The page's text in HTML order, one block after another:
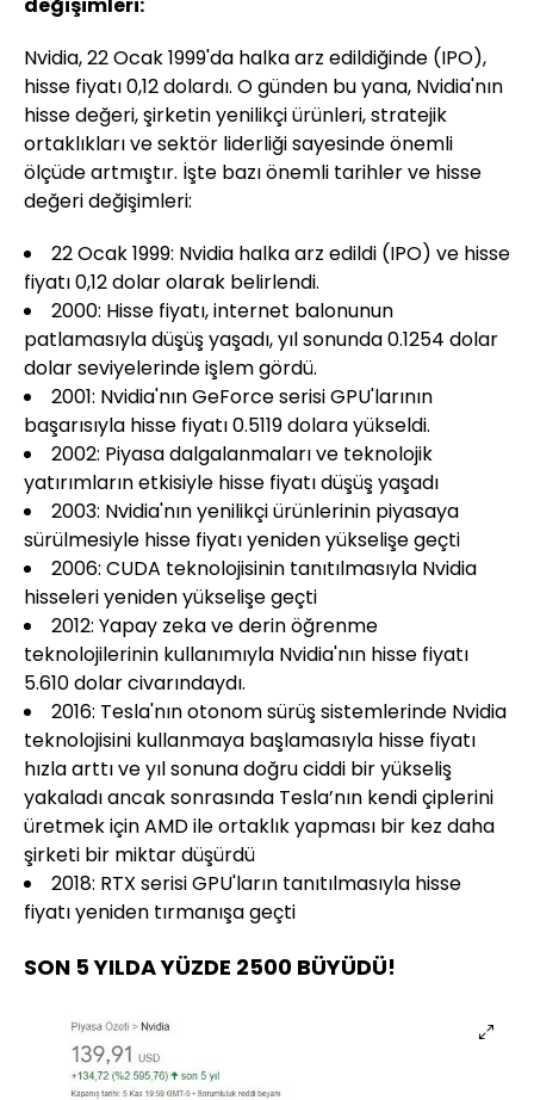
değişimleri:
Nvidia, 22 Ocak 1999'da halka arz edildiğinde (IPO),
hisse fiyatı 0,12 dolardı. O günden bu yana, Nvidia'nın
hisse değeri, şirketin yenilikçi ürünleri, stratejik
ortaklıkları ve sektör liderliği sayesinde önemli
ölçüde artmıştır. İşte bazı önemli tarihler ve hisse
değeri değişimleri:
22 Ocak 1999: Nvidia halka arz edildi (IPO) ve hisse
fiyatı 0,12 dolar olarak belirlendi.
2000: Hisse fiyatı, internet balonunun
patlamasıyla düşüş yaşadı, yıl sonunda 0.1254 dolar
dolar seviyelerinde işlem gördü.
2001: Nvidia'nın GeForce serisi GPU'larının
başarısıyla hisse fiyatı 0.5119 dolara yükseldi.
2002: Piyasa dalgalanmaları ve teknolojik
yatırımların etkisiyle hisse fiyatı düşüş yaşadı
2003: Nvidia'nın yenilikçi ürünlerinin piyasaya
sürülmesiyle hisse fiyatı yeniden yükselişe geçti
2006: CUDA teknolojisinin tanıtılmasıyla Nvidia
hisseleri yeniden yükselişe geçti
2012: Yapay zeka ve derin öğrenme
teknolojilerinin kullanımıyla Nvidia'nın hisse fiyatı
5.610 dolar civarındaydı.
2016: Tesla'nın otonom sürüş sistemlerinde Nvidia
teknolojisini kullanmaya başlamasıyla hisse fiyatı
hızla arttı ve yıl sonuna doğru ciddi bir yükseliş
yakaladı ancak sonrasında Tesla’nın kendi çiplerini
üretmek için AMD ile ortaklık yapması bir kez daha
şirketi bir miktar düşürdü
2018: RTX serisi GPU'ların tanıtılmasıyla hisse
fiyatı yeniden tırmanışa geçti
SON 5 YILDA YÜZDE 2500 BÜYÜDÜ!